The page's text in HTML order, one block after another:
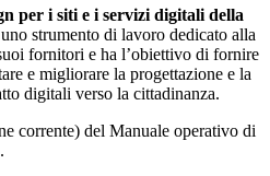
per i siti e i servizi digitali della
strumento di lavoro dedicato alla
fornitori e ha l’obiettivo di fornire
e migliorare la progettazione e la
digitali verso la cittadinanza.
corrente) del Manuale operativo di
.